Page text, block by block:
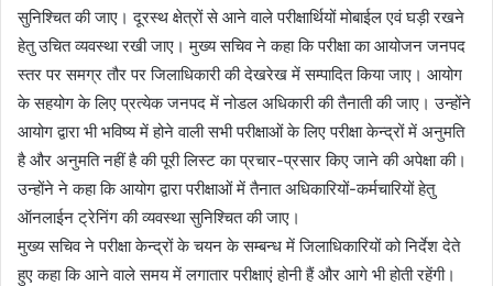
सुनिश्चित की जाए। दूरस्थ क्षेत्रों से आने वाले परीक्षार्थियों मोबाईल एवं घड़ी रखने
हेतु उचित व्यवस्था रखी जाए। मुख्य सचिव ने कहा कि परीक्षा का आयोजन जनपद
स्तर पर समग्र तौर पर जिलाधिकारी की देखरेख में सम्पादित किया जाए। आयोग
के सहयोग के लिए प्रत्येक जनपद में नोडल अधिकारी की तैनाती की जाए। उन्होंने
आयोग द्वारा भी भविष्य में होने वाली सभी परीक्षाओं के लिए परीक्षा केन्द्रों में अनुमति
है और अनुमति नहीं है की पूरी लिस्ट का प्रचार-प्रसार किए जाने की अपेक्षा की।
उन्होंने ने कहा कि आयोग द्वारा परीक्षाओं में तैनात अधिकारियों-कर्मचारियों हेतु
ऑनलाईन ट्रेनिंग की व्यवस्था सुनिश्चित की जाए।
मुख्य सचिव ने परीक्षा केन्द्रों के चयन के सम्बन्ध में जिलाधिकारियों को निर्देश देते
हुए कहा कि आने वाले समय में लगातार परीक्षाएं होनी हैं और आगे भी होती रहेंगी।